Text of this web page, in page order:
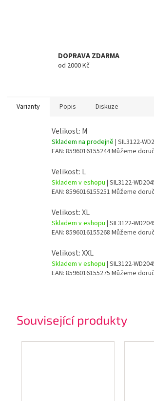
DOPRAVA ZDARMA
od 2000 Kč
Související produkty
Varianty Popis Diskuze
Velikost: M
Skladem na prodejně | SIL3122-
EAN: 8596016155244Můžeme
Velikost: L
Skladem v eshopu | SIL3122-
EAN: 8596016155251 Můžeme
Velikost: XL
Skladem v eshopu | SIL3122-
EAN: 8596016155268 Můžeme
Velikost: XXL
Skladem v eshopu | SIL3122-
EAN: 8596016155275 Můžeme